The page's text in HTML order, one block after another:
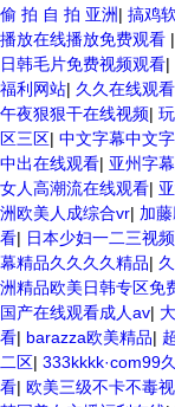
偷 拍 自 拍 亚洲| 搞鸡
播放在线播放免费观看 |
日韩毛片免费视频观看|
福利网站| 久久在线观
午夜狠狠干在线视频|
区三区| 中文字幕中文
中出在线观看| 亚州字
女人高潮流在线观看|
洲欧美人成综合vr| 加
看| 日本少妇一二三视频
幕精品久久久久精品|
洲精品欧美日韩专区免
国产在线观看成人av|
看| barazza欧美精品|
二区| 333kkkk·com99
看| 欧美三级不卡不毒